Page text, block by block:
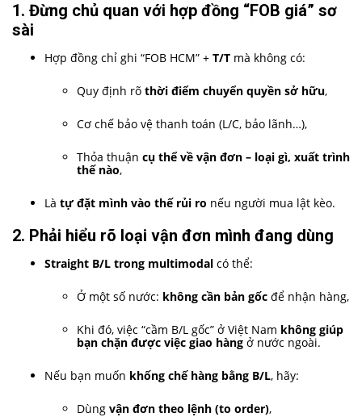
1. Đừng chủ quan với hợp đồng “FOB giá” sơ
sài
Hợp đồng chỉ ghi “FOB HCM” + T/T mà không có:
Quy định rõ thời điểm chuyển quyền sở hữu,
Cơ chế bảo vệ thanh toán (L/C, bảo lãnh…),
Thỏa thuận cụ thể về vận đơn – loại gì, xuất trình
thế nào,
Là tự đặt mình vào thế rủi ro nếu người mua lật kèo.
2. Phải hiểu rõ loại vận đơn mình đang dùng
Straight B/L trong multimodal có thể:
Ở một số nước: không cần bản gốc để nhận hàng,
Khi đó, việc “cầm B/L gốc” ở Việt Nam không giúp
bạn chặn được việc giao hàng ở nước ngoài.
Nếu bạn muốn khống chế hàng bằng B/L, hãy:
Dùng vận đơn theo lệnh (to order),